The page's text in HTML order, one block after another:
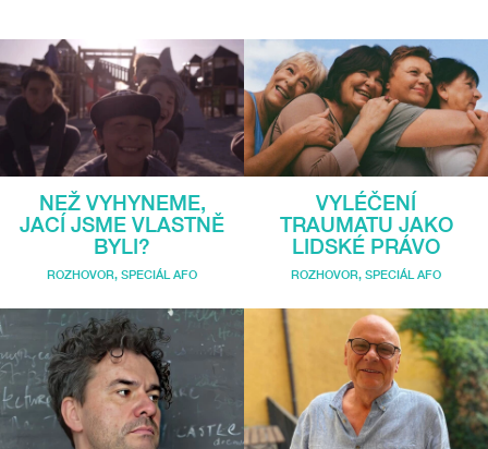
NEŽ VYHYNEME,
JACÍ JSME VLASTNĚ
BYLI?
ROZHOVOR, SPECIÁL AFO
VYLÉČENÍ
TRAUMATU JAKO
LIDSKÉ PRÁVO
ROZHOVOR, SPECIÁL AFO